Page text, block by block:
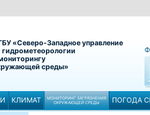
«Северо-Западное управление
гидрометеорологии
среды»
КЛИМАТ
МОНИТОРИНГ ЗАГРЯЗНЕНИЯ
ОКРУЖАЮЩЕЙ СРЕДЫ
ПОГОДА